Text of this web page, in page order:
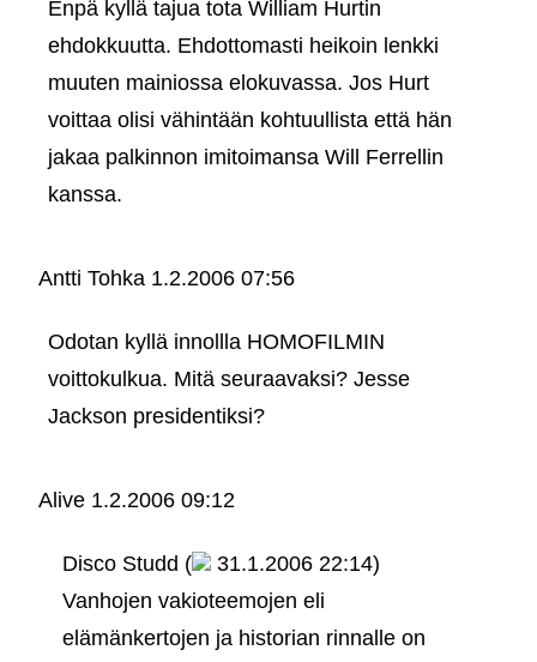
Enpä kyllä tajua tota William Hurtin
ehdokkuutta. Ehdottomasti heikoin lenkki
muuten mainiossa elokuvassa. Jos Hurt
voittaa olisi vähintään kohtuullista että hän
jakaa palkinnon imitoimansa Will Ferrellin
kanssa.
Antti Tohka 1.2.2006 07:56
Odotan kyllä innollla HOMOFILMIN
voittokulkua. Mitä seuraavaksi? Jesse
Jackson presidentiksi?
Alive 1.2.2006 09:12
Disco Studd (
31.1.2006 22:14)
Vanhojen vakioteemojen eli
elämänkertojen ja historian rinnalle on